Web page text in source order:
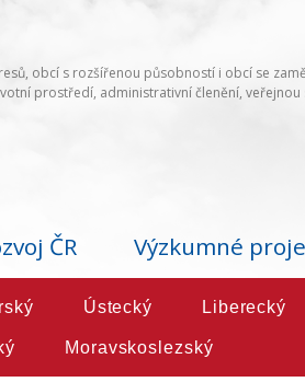
obcí s rozšířenou působností i obcí se
prostředí, administrativní členění, veřejnou
ČR Výzkumné
Ústecký Liberecký
Moravskoslezský